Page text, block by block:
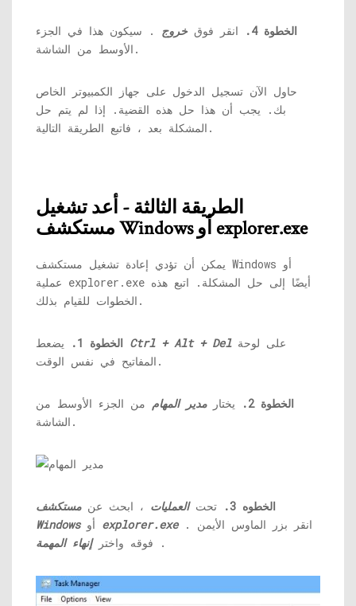
الخطوة 4. انقر فوقخروج
. سيكون هذا في الجزء
الأوسط من الشاشة.
حاول الآن تسجيل الدخول على جهاز الكمبيوتر الخاص
بك. يجب أن هذا حل هذه القضية. إذا لم يتم حل
المشكلة بعد ، فاتبع الطريقة التالية.
الطريقة الثالثة - أعد تشغيل
مستكشف Windows أو explorer.exe
يمكن أن تؤدي إعادة تشغيل مستكشف Windows أو
explorer.exe
الخطوات للقيام بذلك.
الخطوة 1. Ctrl + Alt + Del على لوحة
المفاتيح في نفس الوقت.
الخطوة 2. يختارمدير المهام من الجزء الأوسط من
الشاشة.
الخطوه 3. تحتالعمليات ، ابحث عنمستكشف
Windows
explorer.exe . انقر بزر الماوس الأيمن
فوقه واخترإنهاء المهمة .